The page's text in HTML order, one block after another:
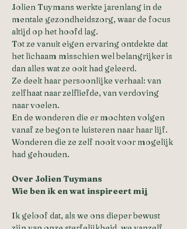
Jolien Tuymans werkte jarenlang in de
mentale gezondheidszorg, waar de focus
altijd op het hoofd lag.
Tot ze vanuit eigen ervaring ontdekte dat
het lichaam misschien wel belangrijker is
dan alles wat ze ooit had geleerd.
Ze deelt haar persoonlijke verhaal: van
zelfhaat naar zelfliefde, van verdoving
naar voelen.
En de wonderen die er mochten volgen
vanaf ze begon te luisteren naar haar lijf.
Wonderen die ze zelf nooit voor mogelijk
had gehouden.
Over Jolien Tuymans
Wie ben ik en wat inspireert mij
Ik geloof dat, als we ons dieper bewust